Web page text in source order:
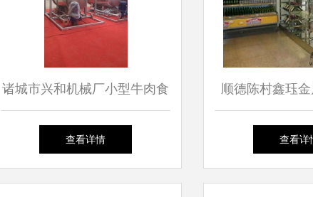
诸城市兴和机械厂小型牛肉食
品杀菌锅高清图片展示与产品
查看详情
顺德陈村鑫珏
图纸精准加工，
查看详